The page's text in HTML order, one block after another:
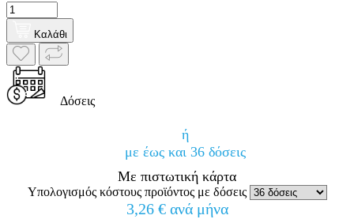
Καλάθι
Δόσεις
ή
με έως και 36 δόσεις
Με πιστωτική κάρτα
Υπολογισμός κόστους προϊόντος με δόσεις
3,26 € ανά μήνα